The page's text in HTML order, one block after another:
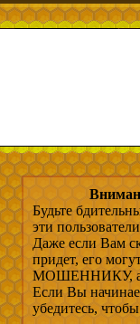
Будьте
эти
Даже если Вам
придет, его
МОШЕННИКУ,
Если Вы
убедитесь,